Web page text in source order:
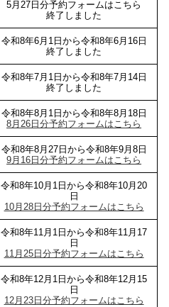
5月27日分予約フォームはこちら
終了しました
令和8年6月1日から令和8年6月16日
終了しました
令和8年7月1日から令和8年7月14日
終了しました
令和8年8月1日から令和8年8月18日
8月26日分予約フォームはこちら
令和8年8月27日から令和8年9月8日
9月16日分予約フォームはこちら
令和8年10月1日から令和8年10月20
日
10月28日分予約フォームはこちら
令和8年11月1日から令和8年11月17
日
11月25日分予約フォームはこちら
令和8年12月1日から令和8年12月15
日
12月23日分予約フォームはこちら